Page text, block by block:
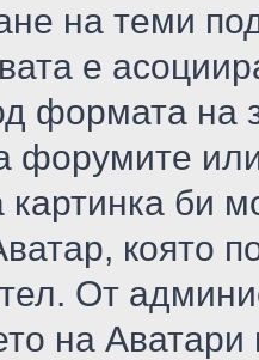
на теми
е
формата на
форумите
картинка би
която
От
на